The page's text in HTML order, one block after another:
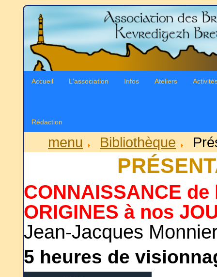
Accueil L'association Infos Ateliers
Rédaction
menu Bibliothèque
CONNAISSANCE
ORIGINES à nos
Jean-Jacques
5 heures de